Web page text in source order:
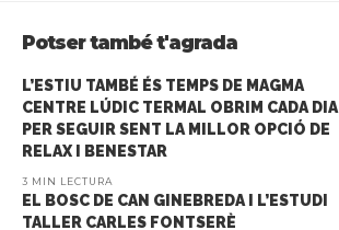
Potser també t'agrada
L’ESTIU TAMBÉ ÉS TEMPS DE MAGMA
CENTRE LÚDIC TERMAL OBRIM CADA DIA
PER SEGUIR SENT LA MILLOR OPCIÓ DE
RELAX I BENESTAR
3 MIN LECTURA
EL BOSC DE CAN GINEBREDA I L’ESTUDI
TALLER CARLES FONTSERÈ